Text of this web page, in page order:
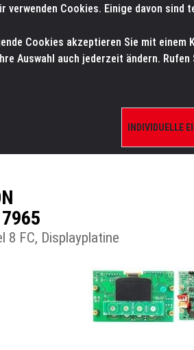
HOME
8 FC, Displayplatine
verwenden Cookies. Einige davon sind
Cookies akzeptieren Sie mit einem
Auswahl auch jederzeit ändern.
INDIVIDUELLE